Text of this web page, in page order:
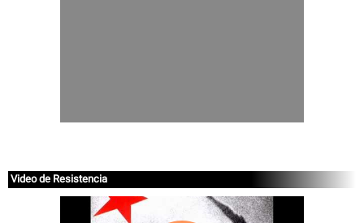
Video de Resistencia